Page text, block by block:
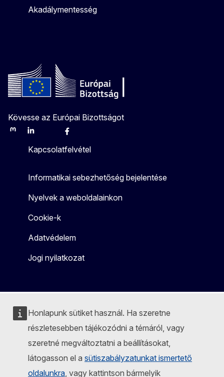
Honlapunk sütiket használ. Ha szeretne
részletesebben tájékozódni a témáról, vagy
szeretné megváltoztatni a beállításokat,
látogasson el a sütiszabályzatunkat ismertető
oldalunkra, vagy kattintson bármelyik
Akadálymentesség
Kövesse az Európai Bizottságot
MastodonLinkedInBlueskyFacebook
Kapcsolatfelvétel
Informatikai sebezhetőség bejelentése
Nyelvek a weboldalainkon
Cookie-k
Adatvédelem
Jogi nyilatkozat